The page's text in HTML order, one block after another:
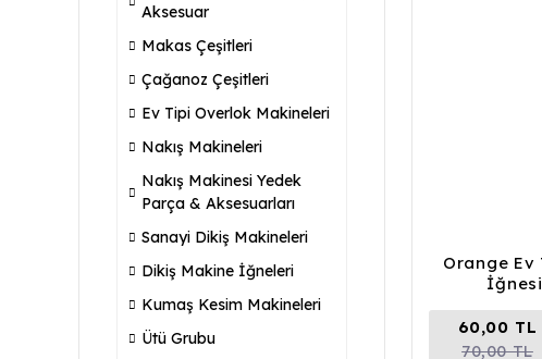
Aksesuar
Makas Çeşitleri
Çağanoz Çeşitleri
Ev Tipi Overlok Makineleri
Nakış Makineleri
Nakış Makinesi Yedek
Parça & Aksesuarları
Sanayi Dikiş Makineleri
Dikiş Makine İğneleri
Kumaş Kesim Makineleri
Ütü Grubu
Orange Ev
60,00 TL
70,00 TL